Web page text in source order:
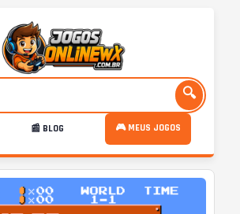
🔍
📰 BLOG 🎮 MEUS JOGOS